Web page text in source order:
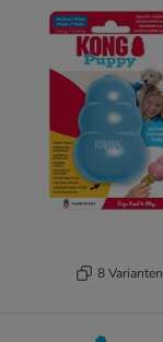
8 Varianten